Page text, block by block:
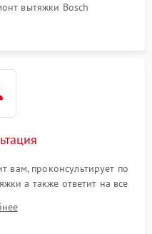
вытяжки Bosch
вам, проконсультирует по
а также ответит на все